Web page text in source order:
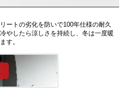
ートの劣化を防いで100年仕様の耐久
やしたら涼しさを持続し、冬は一度暖
す。